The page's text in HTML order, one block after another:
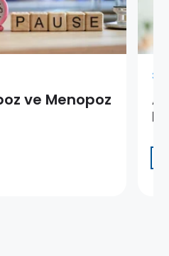
ve Menopoz
3